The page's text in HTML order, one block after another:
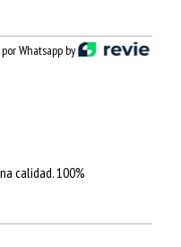
Whatsapp by
calidad. 100%